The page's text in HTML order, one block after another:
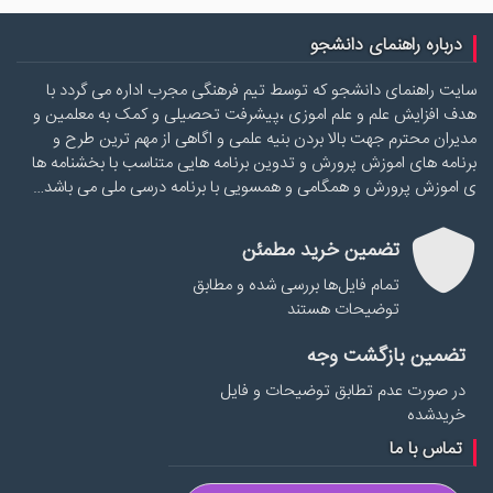
درباره راهنمای دانشجو
سایت راهنمای دانشجو که توسط تیم فرهنگی مجرب اداره می گردد با
هدف افزایش علم و علم اموزی ،پیشرفت تحصیلی و کمک به معلمین و
مدیران محترم جهت بالا بردن بنیه علمی و اگاهی از مهم ترین طرح و
برنامه های اموزش پرورش و تدوین برنامه هایی متناسب با بخشنامه ها
ی اموزش پرورش و همگامی و همسویی با برنامه درسی ملی می باشد…
تضمین خرید مطمئن
تمام فایل‌ها بررسی شده و مطابق
توضیحات هستند
تضمین بازگشت وجه
در صورت عدم تطابق توضیحات و فایل
خریدشده
تماس با ما